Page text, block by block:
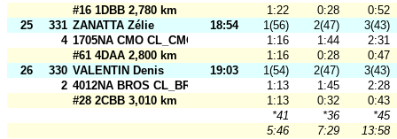
#16 1DBB 2,780 km
1:22 0:28
0:52
25
331 ZANATTA Zélie 18:54 1(56) 2(47)
3(43)
4 1705NA CMO CL_CMO 1 1:16 1:44
2:31
#61 4DAA 2,800 km
1:16 0:28
0:47
26
330 VALENTIN Denis 19:03 1(54) 2(47)
3(43)
2 4012NA BROS CL_BROS 1 1:13 1:45
2:28
#28 2CBB 3,010 km
1:13 0:32
0:43
*41
*36
*45
5:46
7:29
13:58